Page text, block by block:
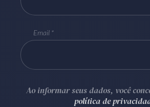
Email
Ao informar seus dados, você
política de